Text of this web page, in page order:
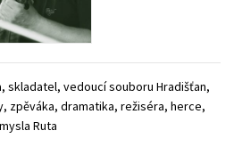
literatura
tituly
skladatel, vedoucí souboru Hradišťan,
zpěváka, dramatika, režiséra, herce,
Ruta